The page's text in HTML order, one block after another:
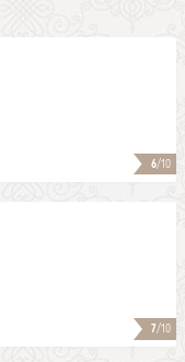
6/10
7/10